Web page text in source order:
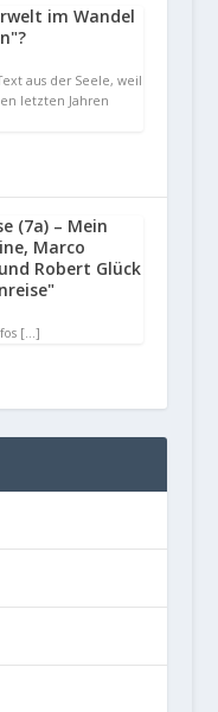
im Wandel
aus der Seele, weil
letzten Jahren
(7a) – Mein
Marco
Robert Glück
[…]